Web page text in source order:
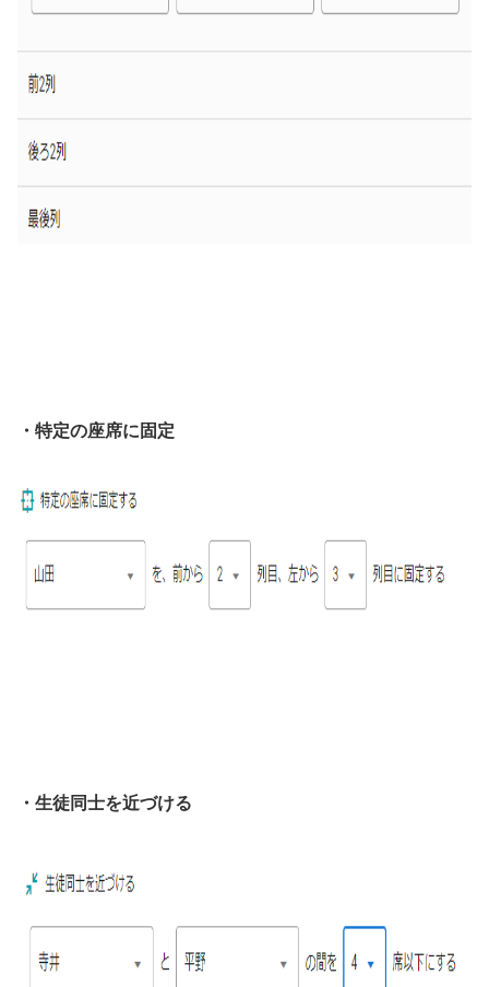
・特定の座席に固定
・生徒同士を近づける